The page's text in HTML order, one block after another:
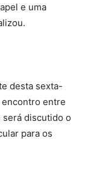
e uma
desta sexta-
entre
discutido o
para os